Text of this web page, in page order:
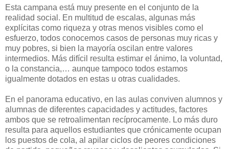
Esta campana está muy presente en el conjunto de la
realidad social. En multitud de escalas, algunas más
explícitas como riqueza y otras menos visibles como el
esfuerzo, todos conocemos casos de personas muy ricas y
muy pobres, si bien la mayoría oscilan entre valores
intermedios. Más difícil resulta estimar el ánimo, la voluntad,
o la constancia,… aunque tampoco todos estamos
igualmente dotados en estas u otras cualidades.
En el panorama educativo, en las aulas conviven alumnos y
alumnas de diferentes capacidades y actitudes, factores
ambos que se retroalimentan recíprocamente. Lo más duro
resulta para aquellos estudiantes que crónicamente ocupan
los puestos de cola, al apilar ciclos de peores condiciones